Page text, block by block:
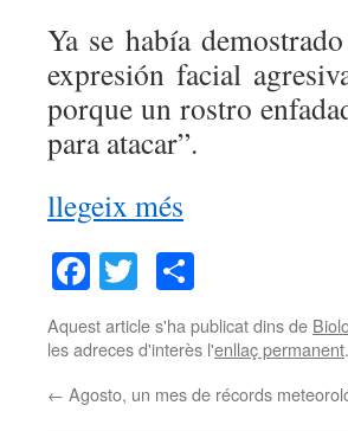
Ya se había
expresión facial
porque un rostro
para atacar”.
llegeix més
Facebook
Twitter
Aquest article s'ha publicat dins de
les adreces d'interès l'enllaç permanent.
← Agosto, un mes de récords